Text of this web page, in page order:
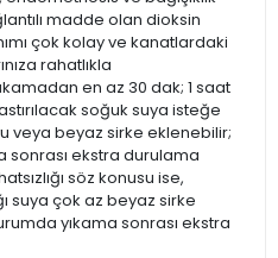
madde olan dioksin
çok kolay ve kanatlardaki
rahatlıkla
en az 30 dak; 1 saat
soğuk suya isteğe
veya beyaz sirke eklenebilir;
sonrası ekstra durulama
söz konusu ise,
suya çok az beyaz sirke
yıkama sonrası ekstra